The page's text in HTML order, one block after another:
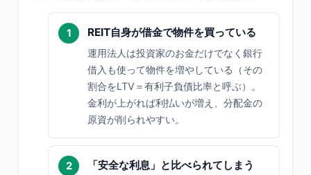
REIT自身が借金で物件を買っている
運用法人は投資家のお金だけでなく銀行
借入も使って物件を増やしている（その
割合をLTV＝有利子負債比率と呼ぶ）。
金利が上がれば利払いが増え、分配金の
原資が削られやすい。
「安全な利息」と比べられてしまう